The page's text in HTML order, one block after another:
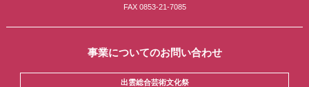
FAX 0853-21-7085
事業についてのお問い合わせ
出雲総合芸術文化祭